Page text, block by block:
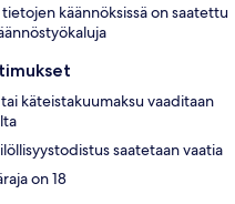
käännöksissä on saatettu
käteistakuumaksu vaaditaan
saatetaan vaatia
on 18